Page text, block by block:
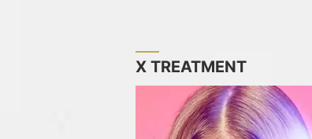
X TREATMENT